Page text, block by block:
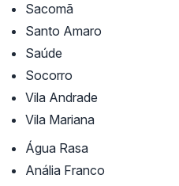
Sacomã
Santo Amaro
Saúde
Socorro
Vila Andrade
Vila Mariana
Água Rasa
Anália Franco